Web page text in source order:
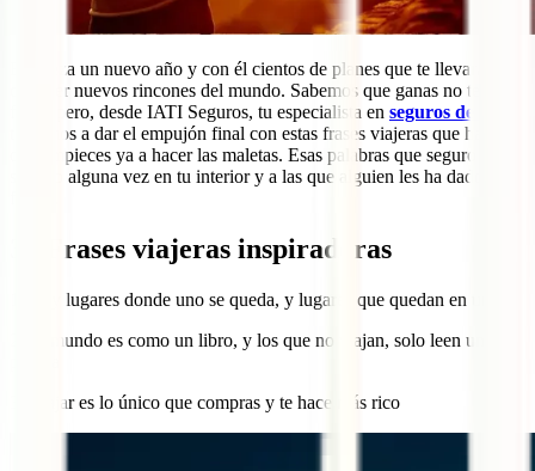
Empieza un nuevo año y con él cientos de planes que te llevarán a
conocer nuevos rincones del mundo. Sabemos que ganas no te
faltan pero, desde IATI Seguros, tu especialista en seguros de viaje
te vamos a dar el empujón final con estas frases viajeras que harán
que empieces ya a hacer las maletas. Esas palabras que seguro has
sentido alguna vez en tu interior y a las que alguien les ha dado
35 Frases viajeras inspiradoras
1. Hay lugares donde uno se queda, y lugares que quedan en uno
2. El mundo es como un libro, y los que no viajan, solo leen una
3. Viajar es lo único que compras y te hace más rico